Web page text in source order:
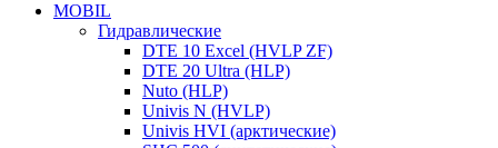
MOBIL
Гидравлические
DTE 10 Excel (HVLP ZF)
DTE 20 Ultra (HLP)
Nuto (HLP)
Univis N (HVLP)
Univis HVI (арктические)